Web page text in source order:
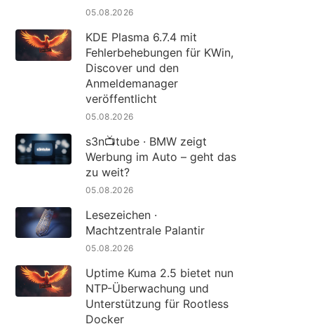
05.08.2026
KDE Plasma 6.7.4 mit
Fehlerbehebungen für KWin,
Discover und den
Anmeldemanager
veröffentlicht
05.08.2026
s3n📺tube · BMW zeigt
Werbung im Auto – geht das
zu weit?
05.08.2026
Lesezeichen ·
Machtzentrale Palantir
05.08.2026
Uptime Kuma 2.5 bietet nun
NTP-Überwachung und
Unterstützung für Rootless
Docker